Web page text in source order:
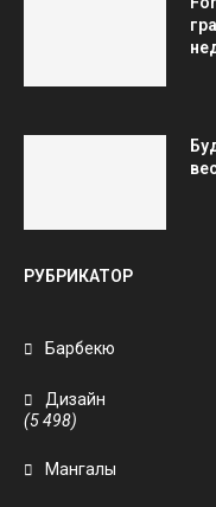
РУБРИКАТОР
Барбекю
Дизайн
(5 498)
Мангалы